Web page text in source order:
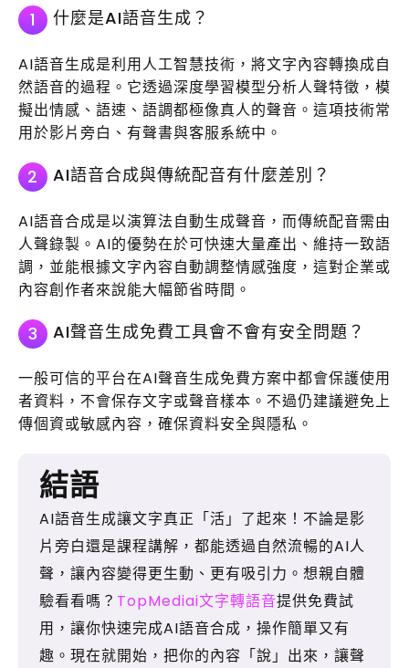
1 什麼是AI語音生成？
AI語音生成是利用人工智慧技術，將文字內容轉換成自
然語音的過程。它透過深度學習模型分析人聲特徵，模
擬出情感、語速、語調都極像真人的聲音。這項技術常
用於影片旁白、有聲書與客服系統中。
2 AI語音合成與傳統配音有什麼差別？
AI語音合成是以演算法自動生成聲音，而傳統配音需由
人聲錄製。AI的優勢在於可快速大量產出、維持一致語
調，並能根據文字內容自動調整情感強度，這對企業或
內容創作者來說能大幅節省時間。
3 AI聲音生成免費工具會不會有安全問題？
一般可信的平台在AI聲音生成免費方案中都會保護使用
者資料，不會保存文字或聲音樣本。不過仍建議避免上
傳個資或敏感內容，確保資料安全與隱私。
結語
AI語音生成讓文字真正「活」了起來！不論是影
片旁白還是課程講解，都能透過自然流暢的AI人
聲，讓內容變得更生動、更有吸引力。想親自體
驗看看嗎？ TopMediai文字轉語音提供免費試
用，讓你快速完成AI語音合成，操作簡單又有
趣。現在就開始，把你的內容「說」出來，讓聲